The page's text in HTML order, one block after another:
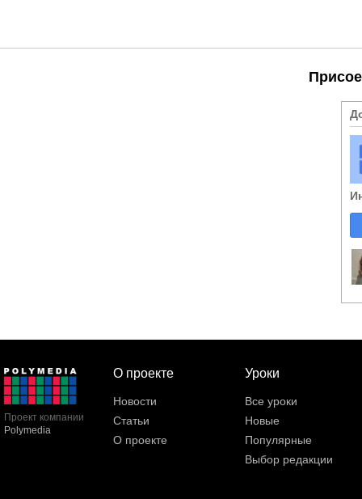
Проект компании
Polymedia
О проекте
Новости
Статьи
О проекте
Уроки
Все уроки
Новые
Популярные
Выбор редакции